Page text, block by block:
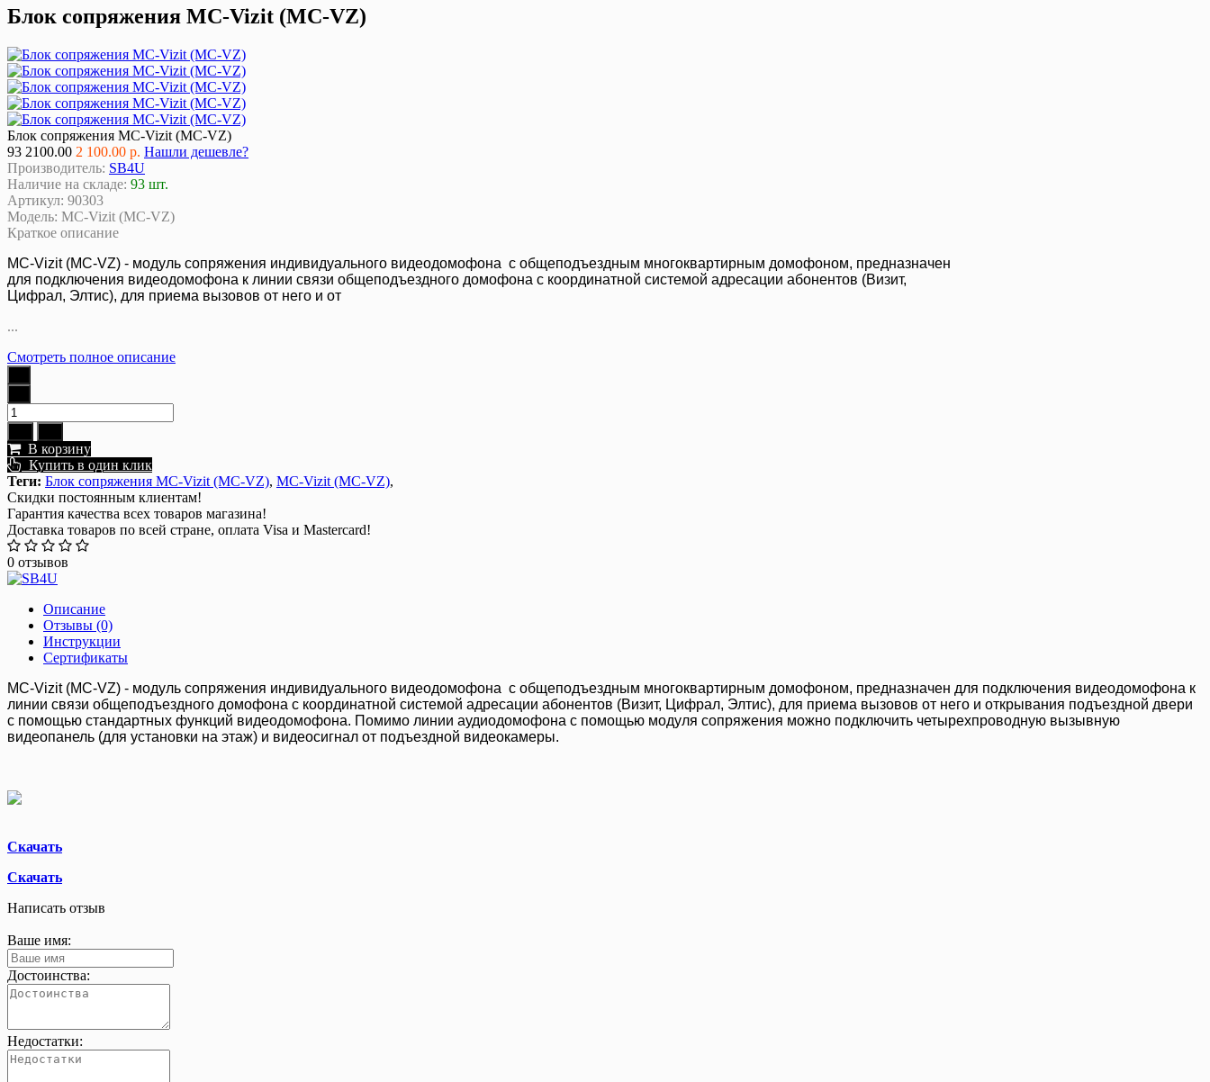
Блок сопряжения MC-Vizit (MC-VZ)
Блок сопряжения MC-Vizit (MC-VZ)
93 2100.00 2 100.00 р. Нашли дешевле?
Производитель: SB4U
Наличие на складе: 93 шт.
Артикул: 90303
Модель: MC-Vizit (MC-VZ)
Краткое описание
MC-Vizit (MC-VZ) - модуль сопряжения индивидуального видеодомофона с общеподъездным многоквартирным домофоном, предназначен
для подключения видеодомофона к линии связи общеподъездного домофона с координатной системой адресации абонентов (Визит,
Цифрал, Элтис), для приема вызовов от него и от
...
Смотреть полное описание
В корзину
Купить в один клик
Теги: Блок сопряжения MC-Vizit (MC-VZ), MC-Vizit (MC-VZ),
Скидки постоянным клиентам!
Гарантия качества всех товаров магазина!
Доставка товаров по всей стране, оплата Visa и Mastercard!
0 отзывов
Описание
Отзывы (0)
Инструкции
Сертификаты
MC-Vizit (MC-VZ) - модуль сопряжения индивидуального видеодомофона с общеподъездным многоквартирным домофоном, предназначен для подключения видеодомофона к
линии связи общеподъездного домофона с координатной системой адресации абонентов (Визит, Цифрал, Элтис), для приема вызовов от него и открывания подъездной двери
с помощью стандартных функций видеодомофона. Помимо линии аудиодомофона с помощью модуля сопряжения можно подключить четырехпроводную вызывную
видеопанель (для установки на этаж) и видеосигнал от подъездной видеокамеры.
Скачать
Скачать
Написать отзыв
Ваше имя:
Достоинства:
Недостатки: